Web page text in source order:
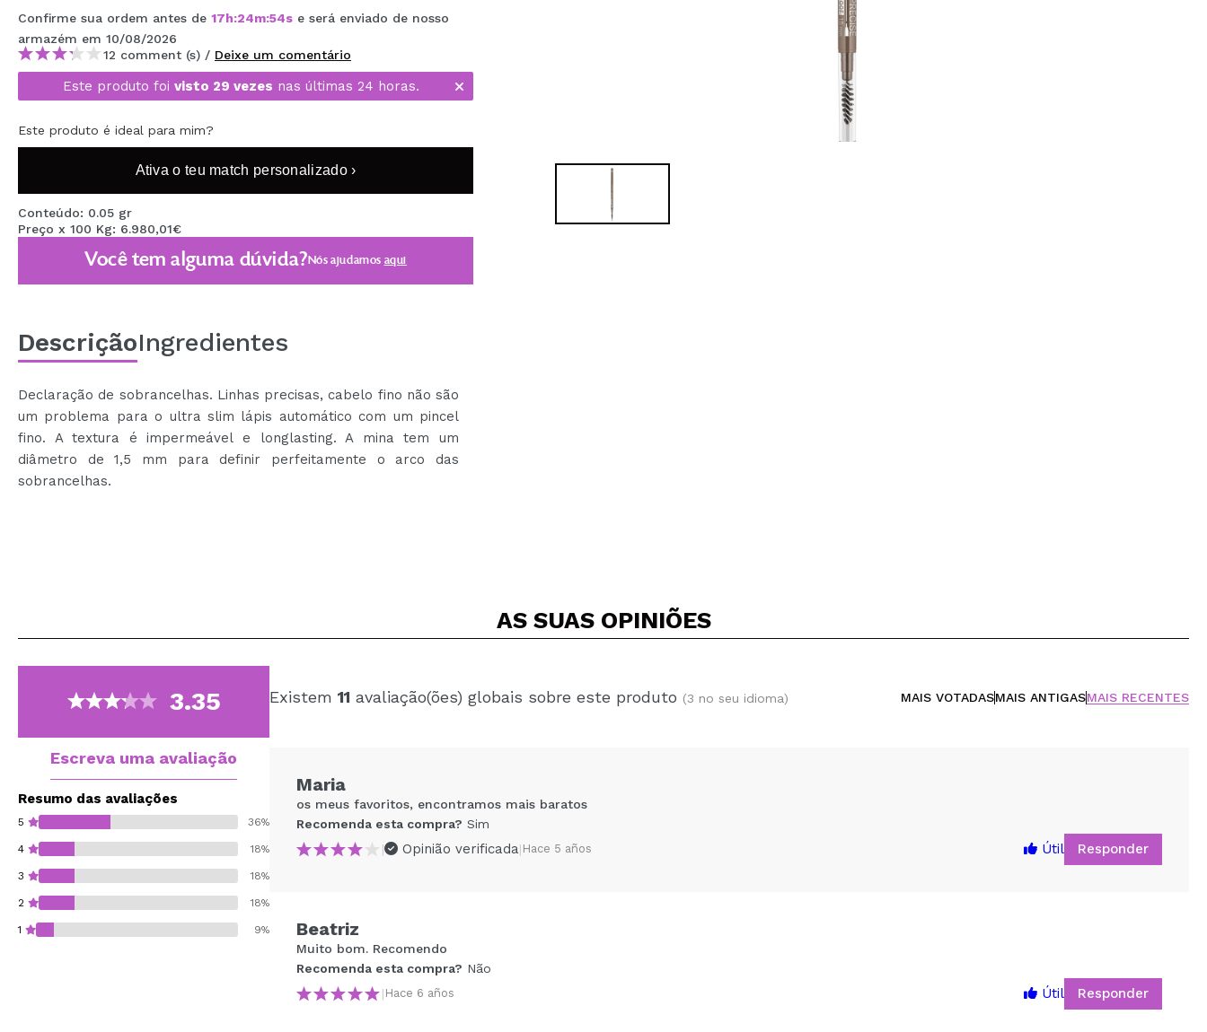
MAQUIFARMA
KOREA ZONE
TRAVEL SIZE
NATURE
DESCONTOS
OUTLET
ELES VOLTARAM!
EM BREVE
CRIAR CONTA
Confirme sua ordem antes de 17h:24m:53se será enviado de nosso
armazém em 10/08/2026
12 comment (s) / Deixe um comentário
Este produto foi visto 29 vezes nas últimas 24 horas.
Este produto é ideal para mim?
Ativa o teu match personalizado ›
Conteúdo: 0.05 gr
Preço x 100 Kg: 6.980,01€
Você tem alguma dúvida?Nós ajudamos aqui
DescriçãoIngredientes
Declaração de sobrancelhas. Linhas precisas, cabelo fino não são
um problema para o ultra slim lápis automático com um pincel
fino. A textura é impermeável e longlasting. A mina tem um
diâmetro de 1,5 mm para definir perfeitamente o arco das
sobrancelhas.
AS SUAS OPINIÕES
3.35
Escreva uma avaliação
Resumo das avaliações
5 36%
4 18%
3 18%
2 18%
1 9%
Existem 11 avaliação(ões) globais sobre este produto (3 no seu idioma) MAIS VOTADASMAIS ANTIGASMAIS RECENTES
Compartilhar um vídeo ou uma foto
Seu vídeo pode ser o primeiro. Imagine isso...
Maria
os meus favoritos, encontramos mais baratos
Recomenda esta compra? Sim
|
Opinião verificada| Hace 5 años Útil Responder
Beatriz
Muito bom. Recomendo
Recomenda esta compra? Não
| Hace 6 años Útil Responder